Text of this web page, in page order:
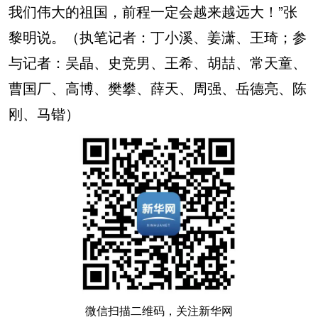
我们伟大的祖国，前程一定会越来越远大！”张
黎明说。（执笔记者：丁小溪、姜潇、王琦；参
与记者：吴晶、史竞男、王希、胡喆、常天童、
曹国厂、高博、樊攀、薛天、周强、岳德亮、陈
刚、马锴）
微信扫描二维码，关注新华网